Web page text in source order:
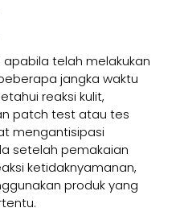
telah melakukan
jangka waktu
reaksi kulit,
patch test atau tes
mengantisipasi
setelah pemakaian
ketidaknyamanan,
produk yang